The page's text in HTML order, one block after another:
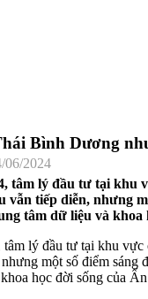
Bình Dương
06/2024
tâm lý đầu tư tại
vẫn tiếp diễn, nhưng
tâm dữ liệu và
lý đầu tư tại khu
một số điểm
học đời sống của